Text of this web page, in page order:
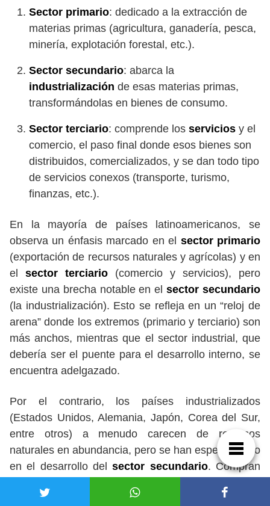
Sector primario: dedicado a la extracción de
materias primas (agricultura, ganadería, pesca,
minería, explotación forestal, etc.).
Sector secundario: abarca la
industrialización de esas materias primas,
transformándolas en bienes de consumo.
Sector terciario: comprende los servicios y el
comercio, el paso final donde esos bienes son
distribuidos, comercializados, y se dan todo tipo
de servicios conexos (transporte, turismo,
finanzas, etc.).
En la mayoría de países latinoamericanos, se
observa un énfasis marcado en el sector primario
(exportación de recursos naturales y agrícolas) y en
el sector terciario (comercio y servicios), pero
existe una brecha notable en elsector secundario
(la industrialización). Esto se refleja en un “reloj de
arena” donde los extremos (primario y terciario) son
más anchos, mientras que el sector industrial, que
debería ser el puente para el desarrollo interno, se
encuentra adelgazado.
Por el contrario, los países industrializados
(Estados Unidos, Alemania, Japón, Corea del Sur,
entre otros) a menudo carecen de recursos
naturales en abundancia, pero se han especializado
en el desarrollo delsector secundario. Compran
productos de alto valor agregado:
placas de